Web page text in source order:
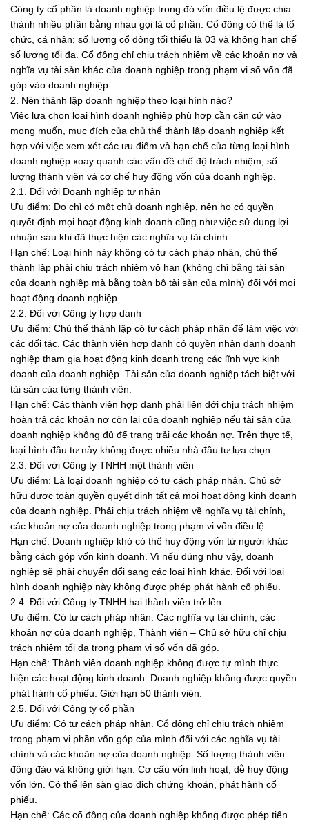
Công ty cổ phần là doanh nghiệp trong đó vốn điều lệ được chia
thành nhiều phần bằng nhau gọi là cổ phần. Cổ đông có thể là tổ
chức, cá nhân; số lượng cổ đông tối thiểu là 03 và không hạn chế
số lượng tối đa. Cổ đông chỉ chịu trách nhiệm về các khoản nợ và
nghĩa vụ tài sản khác của doanh nghiệp trong phạm vi số vốn đã
góp vào doanh nghiệp
2. Nên thành lập doanh nghiệp theo loại hình nào?
Việc lựa chọn loại hình doanh nghiệp phù hợp cần căn cứ vào
mong muốn, mục đích của chủ thể thành lập doanh nghiệp kết
hợp với việc xem xét các ưu điểm và hạn chế của từng loại hình
doanh nghiệp xoay quanh các vấn đề chế độ trách nhiệm, số
lượng thành viên và cơ chế huy động vốn của doanh nghiệp.
2.1. Đối với Doanh nghiệp tư nhân
Ưu điểm: Do chỉ có một chủ doanh nghiệp, nên họ có quyền
quyết định mọi hoạt động kinh doanh cũng như việc sử dụng lợi
nhuận sau khi đã thực hiện các nghĩa vụ tài chính.
Hạn chế: Loại hình này không có tư cách pháp nhân, chủ thể
thành lập phải chịu trách nhiệm vô hạn (không chỉ bằng tài sản
của doanh nghiệp mà bằng toàn bộ tài sản của mình) đối với mọi
hoạt động doanh nghiệp.
2.2. Đối với Công ty hợp danh
Ưu điểm: Chủ thể thành lập có tư cách pháp nhân để làm việc với
các đối tác. Các thành viên hợp danh có quyền nhân danh doanh
nghiệp tham gia hoạt động kinh doanh trong các lĩnh vực kinh
doanh của doanh nghiệp. Tài sản của doanh nghiệp tách biệt với
tài sản của từng thành viên.
Hạn chế: Các thành viên hợp danh phải liên đới chịu trách nhiệm
hoàn trả các khoản nợ còn lại của doanh nghiệp nếu tài sản của
doanh nghiệp không đủ để trang trải các khoản nợ. Trên thực tế,
loại hình đầu tư này không được nhiều nhà đầu tư lựa chọn.
2.3. Đối với Công ty TNHH một thành viên
Ưu điểm: Là loại doanh nghiệp có tư cách pháp nhân. Chủ sở
hữu được toàn quyền quyết định tất cả mọi hoạt động kinh doanh
của doanh nghiệp. Phải chịu trách nhiệm về nghĩa vụ tài chính,
các khoản nợ của doanh nghiệp trong phạm vi vốn điều lệ.
Hạn chế: Doanh nghiệp khó có thể huy động vốn từ người khác
bằng cách góp vốn kinh doanh. Vì nếu đúng như vậy, doanh
nghiệp sẽ phải chuyển đổi sang các loại hình khác. Đối với loại
hình doanh nghiệp này không được phép phát hành cổ phiếu.
2.4. Đối với Công ty TNHH hai thành viên trở lên
Ưu điểm: Có tư cách pháp nhân. Các nghĩa vụ tài chính, các
khoản nợ của doanh nghiệp, Thành viên – Chủ sở hữu chỉ chịu
trách nhiệm tối đa trong phạm vi số vốn đã góp.
Hạn chế: Thành viên doanh nghiệp không được tự mình thực
hiện các hoạt động kinh doanh. Doanh nghiệp không được quyền
phát hành cổ phiếu. Giới hạn 50 thành viên.
2.5. Đối với Công ty cổ phần
Ưu điểm: Có tư cách pháp nhân. Cổ đông chỉ chịu trách nhiệm
trong phạm vi phần vốn góp của mình đối với các nghĩa vụ tài
chính và các khoản nợ của doanh nghiệp. Số lượng thành viên
đông đảo và không giới hạn. Cơ cấu vốn linh hoạt, dễ huy động
vốn lớn. Có thể lên sàn giao dịch chứng khoán, phát hành cổ
phiếu.
Hạn chế: Các cổ đông của doanh nghiệp không được phép tiến